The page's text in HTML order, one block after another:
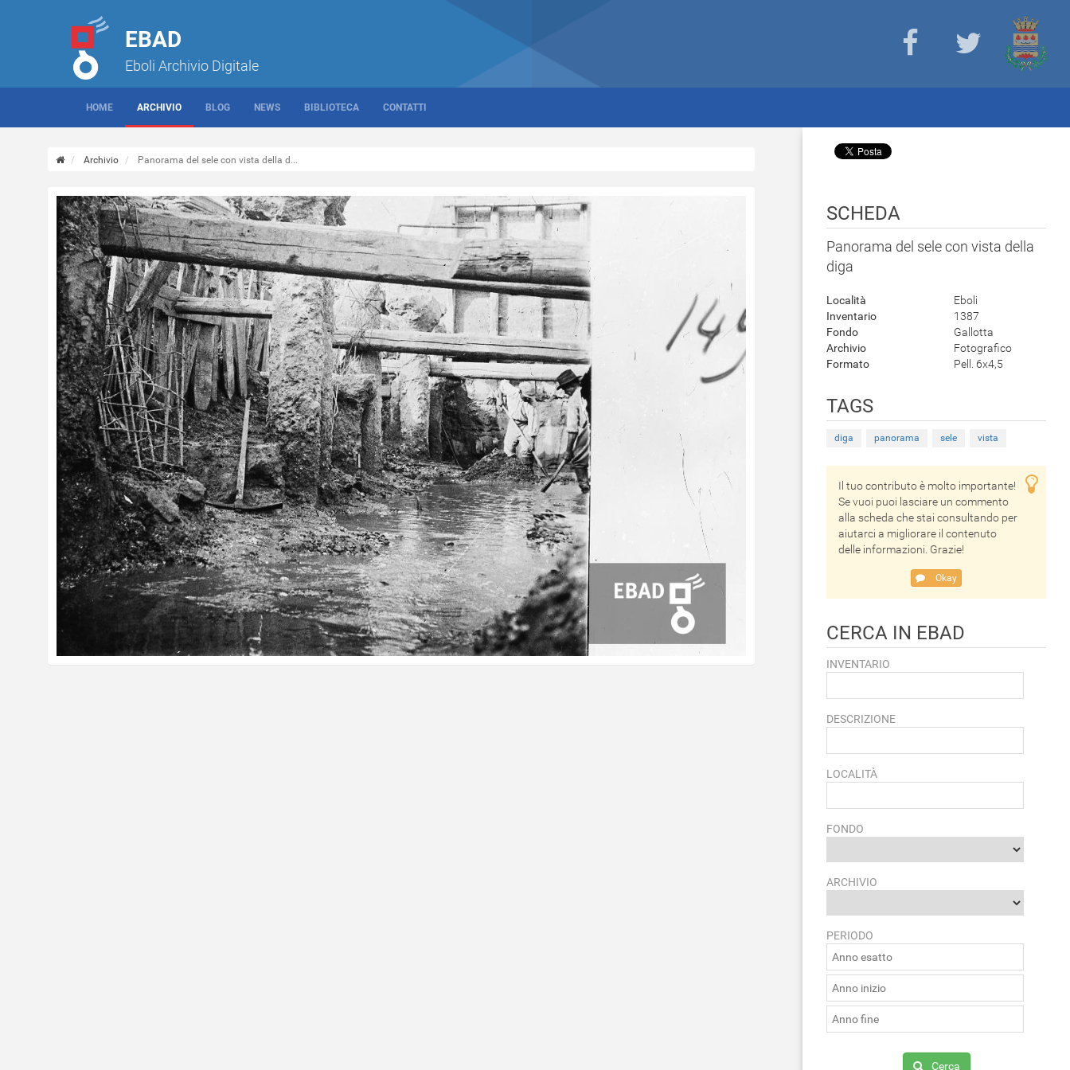
EBAD
Eboli Archivio Digitale
HOME ARCHIVIO BLOG NEWS BIBLIOTECA CONTATTI
Archivio Panorama del sele con vista della d...
SCHEDA
Panorama del sele con vista della
diga
Località
Eboli
Inventario
1387
Fondo
Gallotta
Archivio
Fotografico
Formato
Pell. 6x4,5
TAGS
diga panorama sele vista
Il tuo contributo è molto importante!
Se vuoi puoi lasciare un commento
alla scheda che stai consultando per
aiutarci a migliorare il contenuto
delle informazioni. Grazie!
Okay
CERCA IN EBAD
INVENTARIO
DESCRIZIONE
LOCALITÀ
FONDO
ARCHIVIO
PERIODO
Cerca